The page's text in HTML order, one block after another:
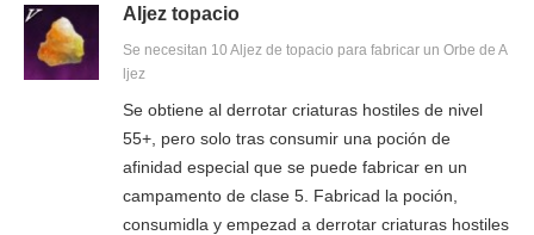
Aljez topacio
Se necesitan 10 Aljez de topacio para fabricar un Orbe de A
ljez
Se obtiene al derrotar criaturas hostiles de nivel
55+, pero solo tras consumir una poción de
afinidad especial que se puede fabricar en un
campamento de clase 5. Fabricad la poción,
consumidla y empezad a derrotar criaturas hostiles